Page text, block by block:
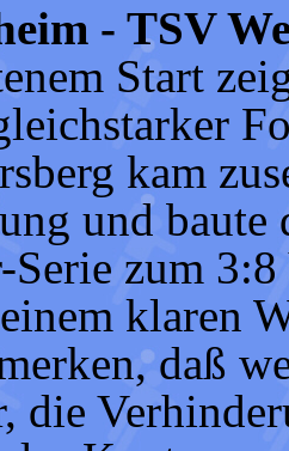
- TSV
Start
kam
und
zum
klaren
daß
die